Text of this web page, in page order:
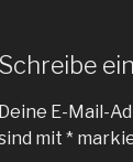
Schreibe
Deine E-Mail-
mit *